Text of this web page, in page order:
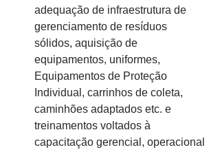
adequação de infraestrutura de
gerenciamento de resíduos
sólidos, aquisição de
equipamentos, uniformes,
Equipamentos de Proteção
Individual, carrinhos de coleta,
caminhões adaptados etc. e
treinamentos voltados à
capacitação gerencial, operacional